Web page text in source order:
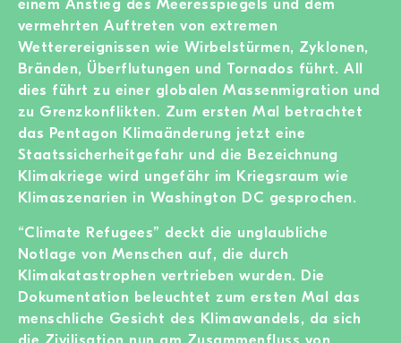
einem Anstieg des Meeresspiegels und dem
vermehrten Auftreten von extremen
Wetterereignissen wie Wirbelstürmen, Zyklonen,
Bränden, Überflutungen und Tornados führt. All
dies führt zu einer globalen Massenmigration und
zu Grenzkonflikten. Zum ersten Mal betrachtet
das Pentagon Klimaänderung jetzt eine
Staatssicherheitgefahr und die Bezeichnung
Klimakriege wird ungefähr im Kriegsraum wie
Klimaszenarien in Washington DC gesprochen.
“Climate Refugees” deckt die unglaubliche
Notlage von Menschen auf, die durch
Klimakatastrophen vertrieben wurden. Die
Dokumentation beleuchtet zum ersten Mal das
menschliche Gesicht des Klimawandels, da sich
die Zivilisation nun am Zusammenfluss von